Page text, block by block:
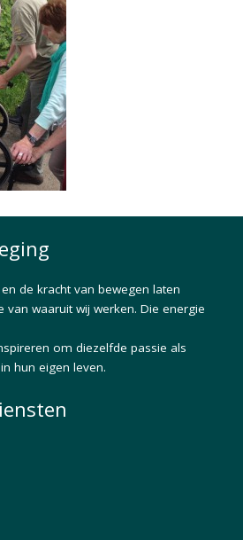
de kracht van bewegen laten
van waaruit wij werken. Die energie
om diezelfde passie als
hun eigen leven.